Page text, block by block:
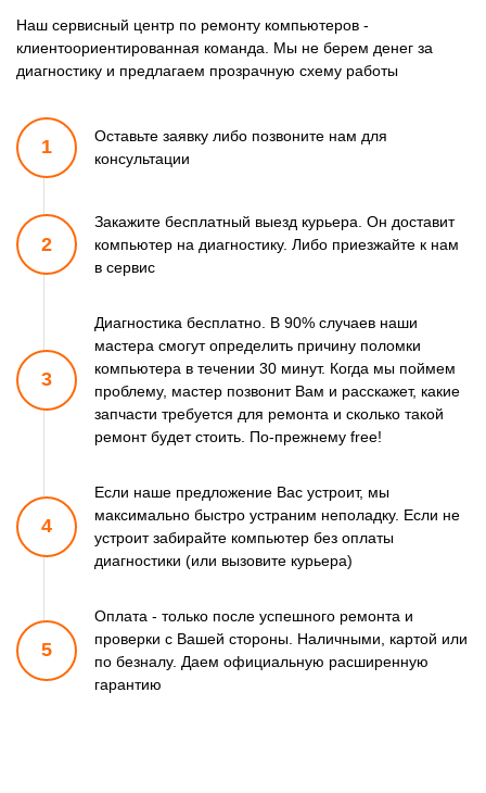
Наш сервисный центр по ремонту компьютеров -
клиентоориентированная команда. Мы не берем денег за
диагностику и предлагаем прозрачную схему работы
1
Оставьте заявку либо позвоните нам для
консультации
2
Закажите бесплатный выезд курьера. Он доставит
компьютер на диагностику. Либо приезжайте к нам
в сервис
3
Диагностика бесплатно. В 90% случаев наши
мастера смогутопределить причину поломки
компьютера в течении 30 минут. Когда мы поймем
проблему, мастер позвонит Вам и расскажет, какие
запчасти требуется для ремонта и сколько такой
ремонтбудет стоить. По-прежнему free!
4
Если наше предложение Вас устроит, мы
максимально быстро устраним неполадку. Если не
устроит забирайте компьютер без оплаты
диагностики (или вызовите курьера)
5
Оплата - только после успешного ремонта и
проверки с Вашей стороны. Наличными, картой или
по безналу. Даем официальную расширенную
гарантию